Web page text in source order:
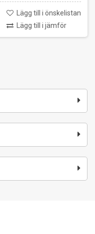
Lägg till i önskelistan
Lägg till i jämför